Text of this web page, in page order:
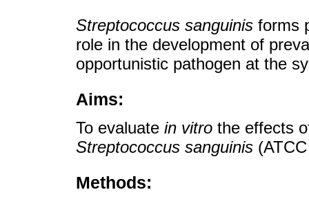
Streptococcus sanguinis forms
role in the development of
opportunistic pathogen at the
Aims:
To evaluate in vitro the effects
Streptococcus sanguinis
Methods: